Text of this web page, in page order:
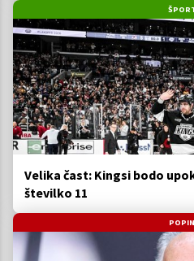
Velika čast: Kingsi bodo
številko 11
POPIN